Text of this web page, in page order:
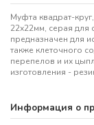
Муфта квадрат-
22х22мм, серая для
предназначен для
также клеточного
перепелов и их
изготовления -
Информация о